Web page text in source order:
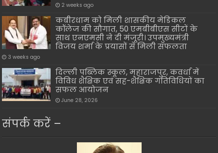
2 weeks ago
कबीरधाम को मिली शासकीय मेडिकल
कॉलेज की सौगात, 50 एमबीबीएस सीटों के
साथ एनएमसी ने दी मंजूरी। उपमुख्यमंत्री
विजय शर्मा के प्रयासों से मिली सफलता
3 weeks ago
दिल्ली पब्लिक स्कूल, महाराजपुर, कवर्धा में
विविध शैक्षिक एवं सह-शैक्षिक गतिविधियों का
सफल आयोजन
June 28, 2026
संपर्क करें –